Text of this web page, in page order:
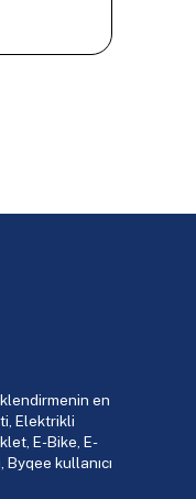
en
Elektrikli
E-Bike, E-
kullanıcı